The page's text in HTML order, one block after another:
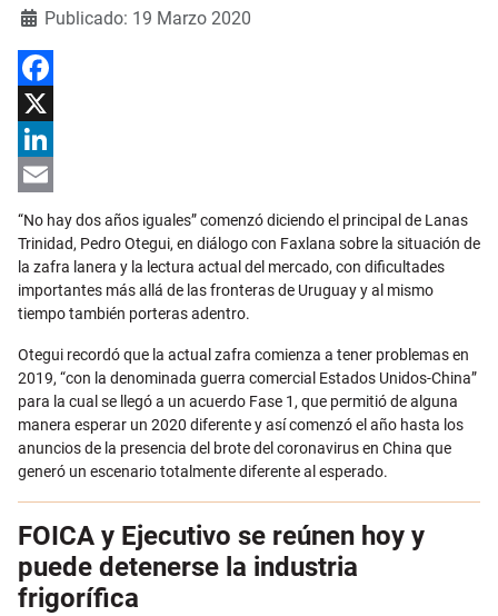
DetallesPublicado: 19 Marzo 2020
Facebook
X
LinkedIn
Email
“No hay dos años iguales” comenzó diciendo el principal de Lanas
Trinidad, Pedro Otegui, en diálogo con Faxlana sobre la situación de
la zafra lanera y la lectura actual del mercado, con dificultades
importantes más allá de las fronteras de Uruguay y al mismo
tiempo también porteras adentro.
Otegui recordó que la actual zafra comienza a tener problemas en
2019, “con la denominada guerra comercial Estados Unidos-China”
para la cual se llegó a un acuerdo Fase 1, que permitió de alguna
manera esperar un 2020 diferente y así comenzó el año hasta los
anuncios de la presencia del brote del coronavirus en China que
generó un escenario totalmente diferente al esperado.
FOICA y Ejecutivo se reúnen hoy y
puede detenerse la industria
frigorífica